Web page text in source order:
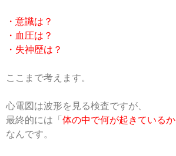
・意識は？
・血圧は？
・失神歴は？
ここまで考えます。
心電図は波形を見る検査ですが、
最終的には「 体の中で何が起きているか
なんです。